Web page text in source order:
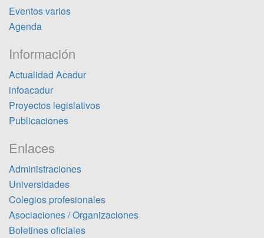
Eventos varios
Agenda
Información
Actualidad Acadur
infoacadur
Proyectos legislativos
Publicaciones
Enlaces
Administraciones
Universidades
Colegios profesionales
Asociaciones / Organizaciones
Boletines oficiales